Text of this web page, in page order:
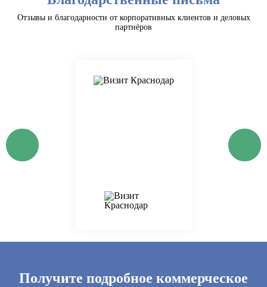
Отзывы и благодарности от корпоративных клиентов и деловых
партнёров
Получите подробное коммерческое